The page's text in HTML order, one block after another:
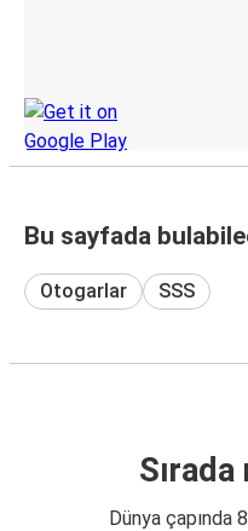
Bu sayfada
Otogarlar SSS
Dünya çapında